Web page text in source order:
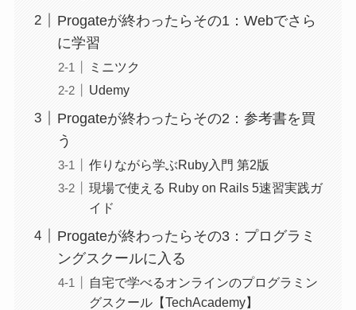
Progateが終わったらその1：Webでさら
に学習
ミニツク
Udemy
Progateが終わったらその2：参考書を買
う
作りながら学ぶRuby入門 第2版
現場で使える Ruby on Rails 5速習実践ガ
イド
Progateが終わったらその3：プログラミ
ングスクールに入る
自宅で学べるオンラインのプログラミン
グスクール【TechAcademy】